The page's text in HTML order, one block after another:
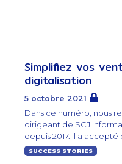
Simplifiez vos
digitalisation
5 octobre 2021
Dans ce numéro, nous
dirigeant de SCJ
depuis 2017. Il a
SUCCESS STORIES